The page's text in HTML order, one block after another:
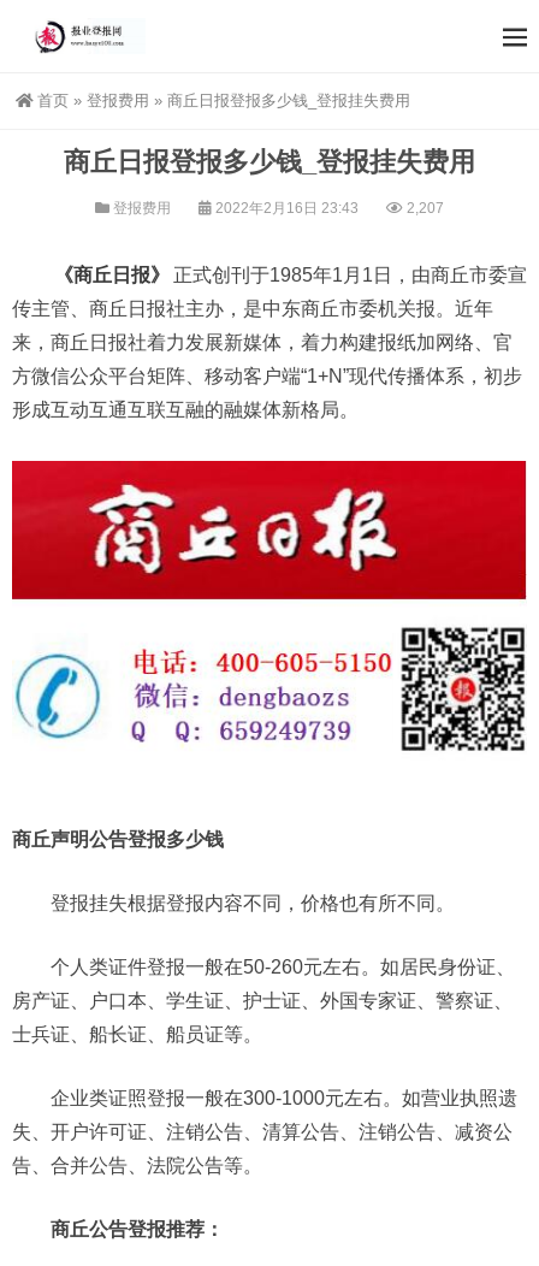
首页 » 登报费用 » 商丘日报登报多少钱_登报挂失费用
商丘日报登报多少钱_登报挂失费用
登报费用 2022年2月16日 23:43 2,207
《商丘日报》
正式创刊于1985年1月1日，由商丘市委宣
传主管、商丘日报社主办，是中东商丘市委机关报。近年
来，商丘日报社着力发展新媒体，着力构建报纸加网络、官
方微信公众平台矩阵、移动客户端“1+N”现代传播体系，初步
形成互动互通互联互融的融媒体新格局。
商丘声明公告登报多少钱
登报挂失根据登报内容不同，价格也有所不同。
个人类证件登报一般在50-260元左右。如居民身份证、
房产证、户口本、学生证、护士证、外国专家证、警察证、
士兵证、船长证、船员证等。
企业类证照登报一般在300-1000元左右。如营业执照遗
失、开户许可证、注销公告、清算公告、注销公告、减资公
告、合并公告、法院公告等。
商丘公告登报推荐：